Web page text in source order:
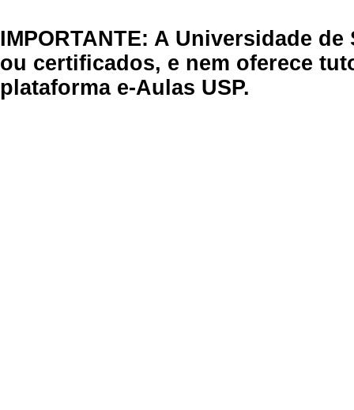
IMPORTANTE: A Universidade
ou certificados, e nem oferece
plataforma e-Aulas USP.